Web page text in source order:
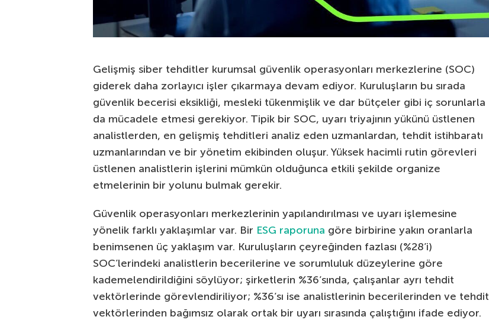
Gelişmiş siber tehditler kurumsal güvenlik operasyonları merkezlerine (SOC)
giderek daha zorlayıcı işler çıkarmaya devam ediyor. Kuruluşların bu sırada
güvenlik becerisi eksikliği, mesleki tükenmişlik ve dar bütçeler gibi iç sorunlarla
da mücadele etmesi gerekiyor. Tipik bir SOC, uyarı triyajının yükünü üstlenen
analistlerden, en gelişmiş tehditleri analiz eden uzmanlardan, tehdit istihbaratı
uzmanlarından ve bir yönetim ekibinden oluşur. Yüksek hacimli rutin görevleri
üstlenen analistlerin işlerini mümkün olduğunca etkili şekilde organize
etmelerinin bir yolunu bulmak gerekir.
Güvenlik operasyonları merkezlerinin yapılandırılması ve uyarı işlemesine
yönelik farklı yaklaşımlar var. Bir ESG raporuna göre birbirine yakın oranlarla
benimsenen üç yaklaşım var. Kuruluşların çeyreğinden fazlası (%28’i)
SOC’lerindeki analistlerin becerilerine ve sorumluluk düzeylerine göre
kademelendirildiğini söylüyor; şirketlerin %36’sında, çalışanlar ayrı tehdit
vektörlerinde görevlendiriliyor; %36’sı ise analistlerinin becerilerinden ve tehdit
vektörlerinden bağımsız olarak ortak bir uyarı sırasında çalıştığını ifade ediyor.